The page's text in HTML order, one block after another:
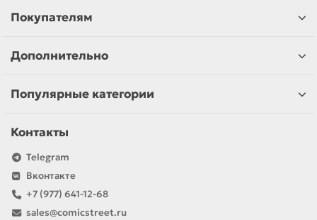
Покупателям
Дополнительно
Популярные категории
Контакты
Telegram
Вконтакте
+7 (977) 641-12-68
sales@comicstreet.ru